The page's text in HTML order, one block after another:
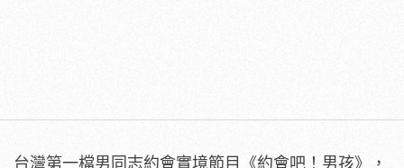
台灣第一檔男同志約會實境節目《約會吧！男孩》，